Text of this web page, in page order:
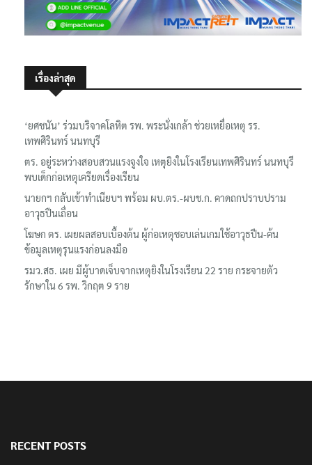
เรื่องล่าสุด
‘ยศชนัน’ ร่วมบริจาคโลหิต รพ. พระนั่งเกล้า ช่วยเหยื่อเหตุ รร.
เทพศิรินทร์ นนทบุรี
ตร. อยู่ระหว่างสอบสวนแรงจูงใจ เหตุยิงในโรงเรียนเทพศิรินทร์ นนทบุรี
พบเด็กก่อเหตุเครียดเรื่องเรียน
นายกฯ กลับเข้าทำเนียบฯ พร้อม ผบ.ตร.-ผบช.ก. คาดถกปราบปราม
อาวุธปืนเถื่อน
โฆษก ตร. เผยผลสอบเบื้องต้น ผู้ก่อเหตุชอบเล่นเกมใช้อาวุธปืน-ค้น
ข้อมูลเหตุรุนแรงก่อนลงมือ
รมว.สธ. เผย มีผู้บาดเจ็บจากเหตุยิงในโรงเรียน 22 ราย กระจายตัว
รักษาใน 6 รพ. วิกฤต 9 ราย
RECENT POSTS